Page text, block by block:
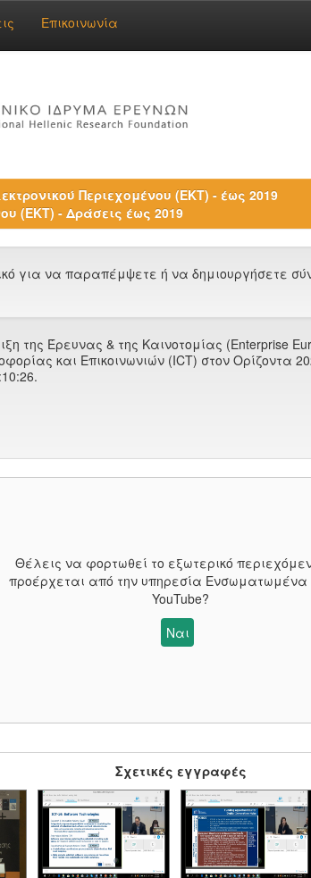
Επικοινωνία
Περιεχομένου (ΕΚΤ) - έως 2019
(ΕΚΤ) - Δράσεις έως 2019
για να παραπέμψετε ή να δημιουργήσετε
της Έρευνας & της Καινοτομίας (Enterprise
και Επικοινωνιών (ICT) στον Ορίζοντα
Θέλεις να φορτωθεί το εξωτερικό
προέρχεται από την υπηρεσία Ενσωματωμένα
YouTube?
Ναι
Σχετικές εγγραφές